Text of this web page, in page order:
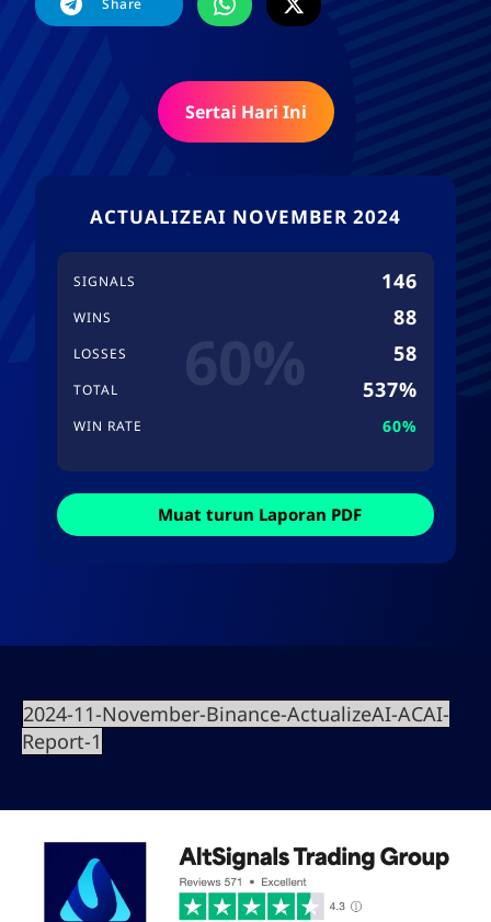
Share
Sertai Hari Ini
ACTUALIZEAI NOVEMBER 2024
SIGNALS 146
WINS 88
LOSSES 58
TOTAL 537%
WIN RATE 60%
Muat turun Laporan PDF
2024-11-November-Binance-ActualizeAI-ACAI-
Report-1